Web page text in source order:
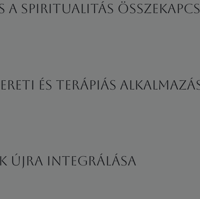
a spiritualitás
és terápiás
újra integrálása